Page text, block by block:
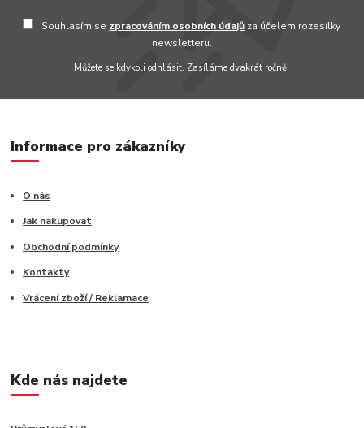
Souhlasím se zpracováním osobních údajů za účelem rozesílky
newsletteru.
Můžete se kdykoli odhlásit. Zasíláme dvakrát ročně.
Informace pro zákazníky
O nás
Jak nakupovat
Obchodní podmínky
Kontakty
Vrácení zboží / Reklamace
Kde nás najdete